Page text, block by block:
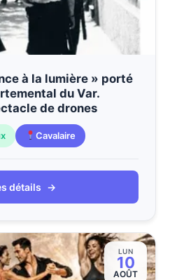
à la lumière » porté
du Var.
de drones
Cavalaire
détails →
LUN
10
AOÛT